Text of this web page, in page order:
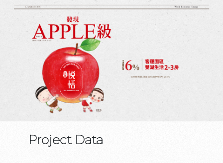
Project Data